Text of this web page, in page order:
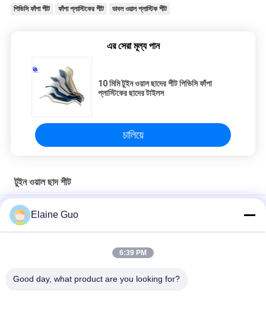
পিভিসি ফাঁপা শীট ফাঁপা প্লাস্টিকের শীট ডাবল ওয়াল প্লাস্টিক শীট
এর সেরা মূল্য পান
10 মিমি টুইন ওয়াল ছাদের শীট পিভিসি ফাঁপা
প্লাস্টিকের ছাদের টাইলস
চালিয়ে
টুইন ওয়াল ছাদ শীট
ফ্যাক্টরির ফাঁপা ছাদের টাইলের জন্য তাপ নিরোধক পিভিসি 3 স্তরের টুইন ওয়াল ছাদের শীট
ফ্যাক্টরি ফার্মহাউস ওয়াল ক্ল্যাডিংয়ের জন্য মাল্টি লেয়ার পিভিসি টুইন ওয়াল হোলো রুফ শীট
ঢেউতোলা পিভিসি টুইন ওয়াল ফাঁপা ছাদের শীট 10 মিমি বেধ ওয়াল ক্ল্যাডিং কেমিক্যাল
Elaine Guo
6:39 PM
Good day, what product are you looking for?